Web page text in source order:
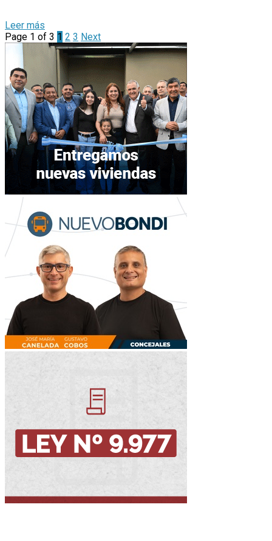
Page 1 of 3 1 2 3 Next